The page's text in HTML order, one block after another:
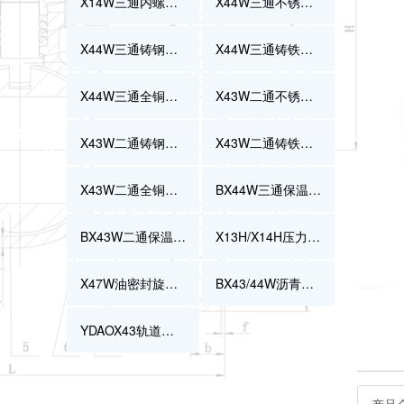
X44W三通铸钢旋塞阀 X44W三通铸铁旋塞阀
X44W三通全铜旋塞阀 X43W二通不锈钢旋塞阀
X43W二通铸钢旋塞阀 X43W二通铸铁旋塞阀
X43W二通全铜旋塞阀 BX44W三通保温旋塞阀
BX43W二通保温旋塞阀 X13H/X14H压力表旋塞阀
X47W油密封旋塞阀 BX43/44W沥青专用旋塞阀
YDAOX43轨道旋塞阀